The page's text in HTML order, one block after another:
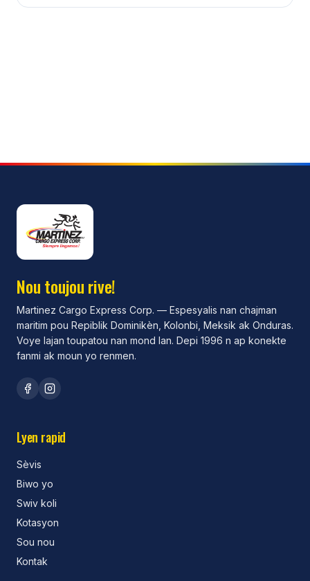
Nou toujou rive!
Martinez Cargo Express Corp. — Espesyalis nan chajman
maritim pou Repiblik Dominikèn, Kolonbi, Meksik ak Onduras.
Voye lajan toupatou nan mond lan. Depi 1996 n ap konekte
fanmi ak moun yo renmen.
Lyen rapid
Sèvis
Biwo yo
Swiv koli
Kotasyon
Sou nou
Kontak